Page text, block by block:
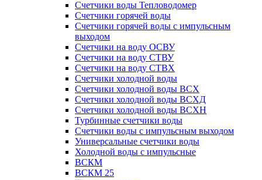
Счетчики воды Тепловодомер
Счетчики горячей воды
Счетчики горячей воды с импульсным
выходом
Счетчики на воду ОСВУ
Счетчики на воду СТВУ
Счетчики на воду СТВХ
Счетчики холодной воды
Счетчики холодной воды ВСХ
Счетчики холодной воды ВСХД
Счетчики холодной воды ВСХН
Турбинные счетчики воды
Счетчики воды с импульсным выходом
Универсальные счетчики воды
Холодной воды с импульсные
ВСКМ
ВСКМ 25